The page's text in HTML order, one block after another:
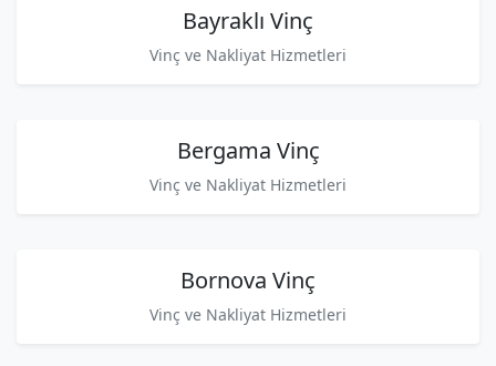
Bayraklı Vinç
Vinç ve Nakliyat Hizmetleri
Bergama Vinç
Vinç ve Nakliyat Hizmetleri
Bornova Vinç
Vinç ve Nakliyat Hizmetleri